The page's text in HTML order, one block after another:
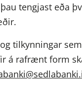
tengjast eða
tilkynningar
á rafrænt form